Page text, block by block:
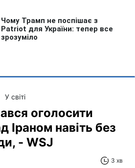
У світі
оголосити
Іраном навіть без
- WSJ
3 хв